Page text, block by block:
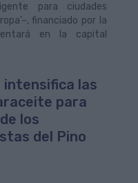
para ciudades
financiado por la
en la capital
intensifica las
para
los
del Pino